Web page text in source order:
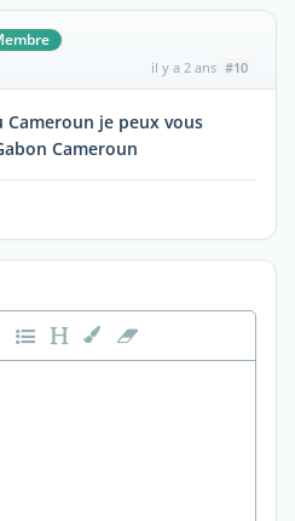
il y a 2 ans #10
Cameroun je peux vous
Cameroun